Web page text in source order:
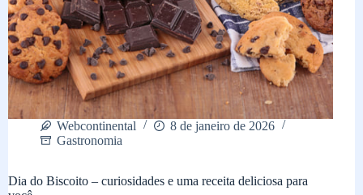
Webcontinental
8 de janeiro de 2026
Gastronomia
Dia do Biscoito – curiosidades e uma receita deliciosa para